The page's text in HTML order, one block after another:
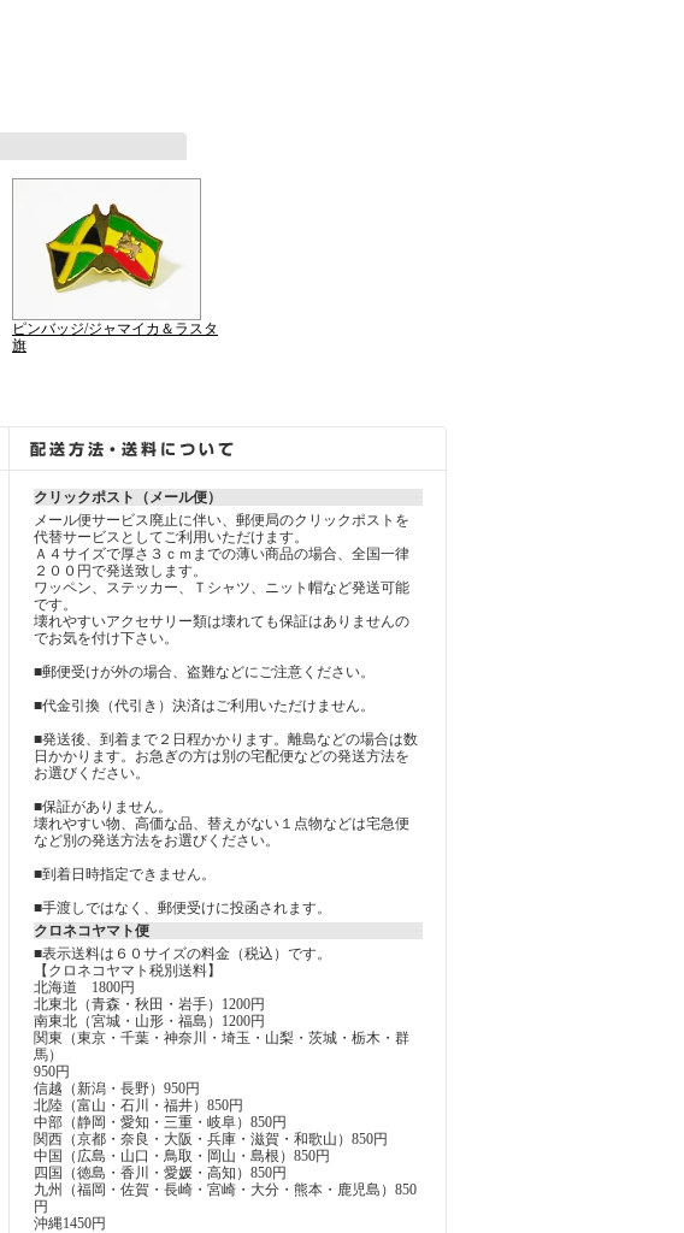
ピンバッジ/ジャマイカ＆ラスタ
旗
クリックポスト（メール便）
メール便サービス廃止に伴い、郵便局のクリックポストを
代替サービスとしてご利用いただけます。
Ａ４サイズで厚さ３ｃｍまでの薄い商品の場合、全国一律
２００円で発送致します。
ワッペン、ステッカー、Ｔシャツ、ニット帽など発送可能
です。
壊れやすいアクセサリー類は壊れても保証はありませんの
でお気を付け下さい。
■郵便受けが外の場合、盗難などにご注意ください。
■代金引換（代引き）決済はご利用いただけません。
■発送後、到着まで２日程かかります。離島などの場合は数
日かかります。お急ぎの方は別の宅配便などの発送方法を
お選びください。
■保証がありません。
壊れやすい物、高価な品、替えがない１点物などは宅急便
など別の発送方法をお選びください。
■到着日時指定できません。
■手渡しではなく、郵便受けに投函されます。
クロネコヤマト便
■表示送料は６０サイズの料金（税込）です。
【クロネコヤマト税別送料】
北海道 1800円
北東北（青森・秋田・岩手）1200円
南東北（宮城・山形・福島）1200円
関東（東京・千葉・神奈川・埼玉・山梨・茨城・栃木・群
馬）
950円
信越（新潟・長野）950円
北陸（富山・石川・福井）850円
中部（静岡・愛知・三重・岐阜）850円
関西（京都・奈良・大阪・兵庫・滋賀・和歌山）850円
中国（広島・山口・鳥取・岡山・島根）850円
四国（徳島・香川・愛媛・高知）850円
九州（福岡・佐賀・長崎・宮崎・大分・熊本・鹿児島）850
円
沖縄1450円